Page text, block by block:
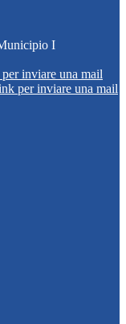
I
inviare una mail
per inviare una mail